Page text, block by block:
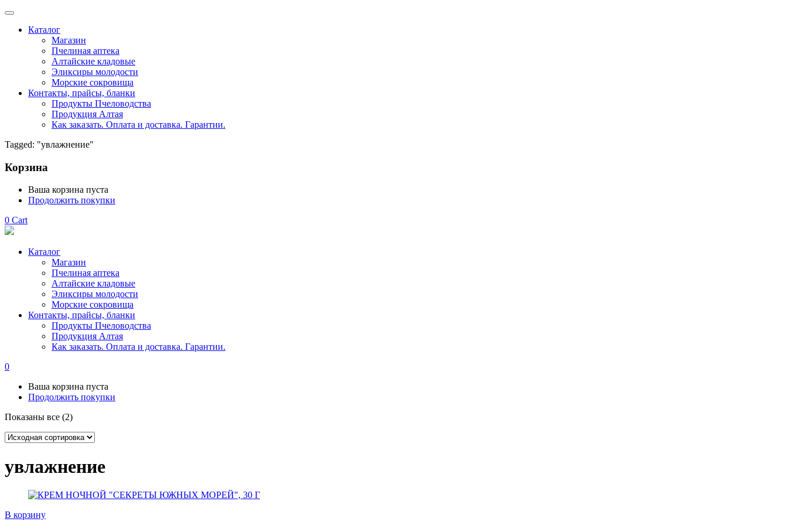
Каталог
Магазин
Пчелиная аптека
Алтайские кладовые
Эликсиры молодости
Морские сокровища
Контакты, прайсы, бланки
Продукты Пчеловодства
Продукция Алтая
Как заказать. Оплата и доставка. Гарантии.
Tagged: "увлажнение"
Корзина
Ваша корзина пуста
Продолжить покупки
0 Cart
Каталог
Магазин
Пчелиная аптека
Алтайские кладовые
Эликсиры молодости
Морские сокровища
Контакты, прайсы, бланки
Продукты Пчеловодства
Продукция Алтая
Как заказать. Оплата и доставка. Гарантии.
0
Ваша корзина пуста
Продолжить покупки
Показаны все (2)
увлажнение
В корзину